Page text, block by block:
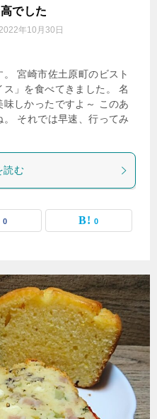
でした
年10月30日
宮崎市佐土原町のビスト
」を食べてきました。 名
しかったですよ～ このあ
それでは早速、行ってみ
読む
0 0